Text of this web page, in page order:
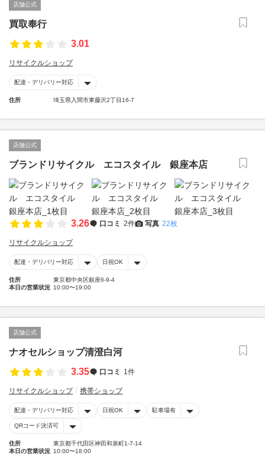
店舗公式
買取奉行
3.01
リサイクルショップ
配達・デリバリー対応
住所 埼玉県入間市東藤沢2丁目16-7
店舗公式
ブランドリサイクル エコスタイル 銀座本店
3.26 口コミ 2件 写真 22枚
リサイクルショップ
配達・デリバリー対応 日祝OK
住所
東京都中央区銀座6-9-4
本日の営業状況 10:00〜19:00
店舗公式
ナオセルショップ清澄白河
3.35
口コミ 1件
リサイクルショップ 携帯ショップ
配達・デリバリー対応 日祝OK 駐車場有
QRコード決済可
住所
東京都千代田区神田和泉町1-7-14
本日の営業状況 10:00〜18:00